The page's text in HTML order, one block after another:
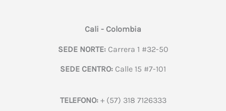
Cali - Colombia
SEDE NORTE:Carrera 1 #32-50
SEDE CENTRO: Calle 15 #7-101
TELEFONO:+ (57) 318 7126333